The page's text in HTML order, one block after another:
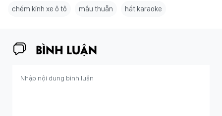
chém kính xe ô tô mâu thuẫn hát karaoke
BÌNH LUẬN